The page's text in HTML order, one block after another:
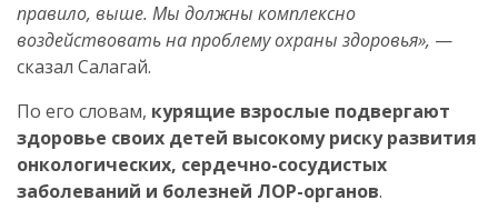
правило, выше. Мы должны комплексно
воздействовать на проблему охраны здоровья», —
сказал Салагай.
По его словам, курящие взрослые подвергают
здоровье своих детей высокому риску развития
онкологических, сердечно-сосудистых
заболеваний и болезней ЛОР-органов.